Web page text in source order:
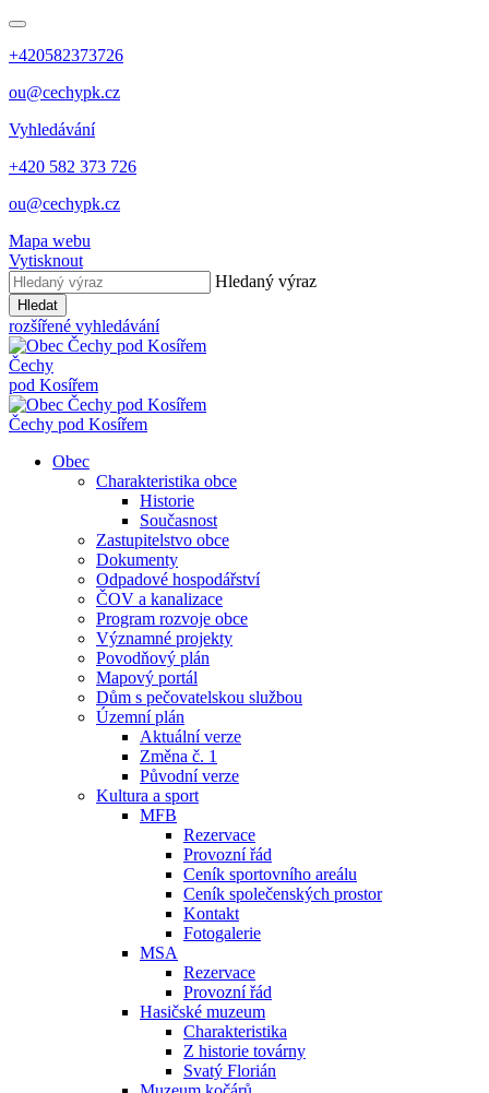
+420582373726
ou@cechypk.cz
Vyhledávání
+420 582 373 726
ou@cechypk.cz
Mapa webu
Vytisknout
Hledaný výraz
Hledat
rozšířené vyhledávání
Čechy
pod Kosířem
Čechy pod Kosířem
Obec
Charakteristika obce
Historie
Současnost
Zastupitelstvo obce
Dokumenty
Odpadové hospodářství
ČOV a kanalizace
Program rozvoje obce
Významné projekty
Povodňový plán
Mapový portál
Dům s pečovatelskou službou
Územní plán
Aktuální verze
Změna č. 1
Původní verze
Kultura a sport
MFB
Rezervace
Provozní řád
Ceník sportovního areálu
Ceník společenských prostor
Kontakt
Fotogalerie
MSA
Rezervace
Provozní řád
Hasičské muzeum
Charakteristika
Z historie továrny
Svatý Florián